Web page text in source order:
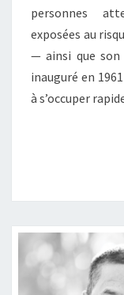
personnes
exposées au
— ainsi que
inauguré en
à s’occuper